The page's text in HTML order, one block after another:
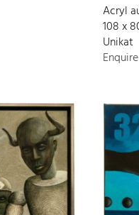
Acryl
108 x
Unikat
Enquire